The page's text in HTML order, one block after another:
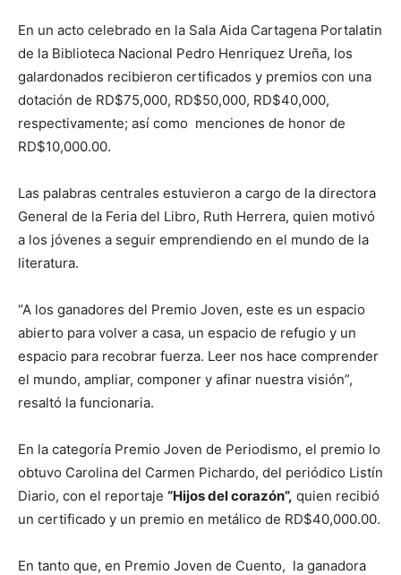
En un acto celebrado en la Sala Aida Cartagena Portalatin
de la Biblioteca Nacional Pedro Henriquez Ureña, los
galardonados recibieron certificados y premios con una
dotación de RD$75,000, RD$50,000, RD$40,000,
respectivamente; así como menciones de honor de
RD$10,000.00.
Las palabras centrales estuvieron a cargo de la directora
General de la Feria del Libro, Ruth Herrera, quien motivó
a los jóvenes a seguir emprendiendo en el mundo de la
literatura.
“A los ganadores del Premio Joven, este es un espacio
abierto para volver a casa, un espacio de refugio y un
espacio para recobrar fuerza. Leer nos hace comprender
el mundo, ampliar, componer y afinar nuestra visión”,
resaltó la funcionaria.
En la categoría Premio Joven de Periodismo, el premio lo
obtuvo Carolina del Carmen Pichardo, del periódico Listín
Diario, con el reportaje “Hijos del corazón”, quien recibió
un certificado y un premio en metálico de RD$40,000.00.
En tanto que, en Premio Joven de Cuento, la ganadora